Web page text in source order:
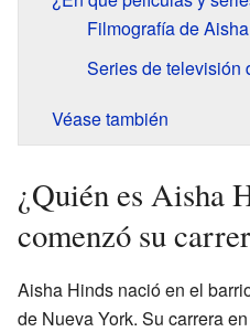
Filmografía de
Series de televisión
Véase también
¿Quién es Aisha
comenzó su
Aisha Hinds nació en el
de Nueva York. Su carrera